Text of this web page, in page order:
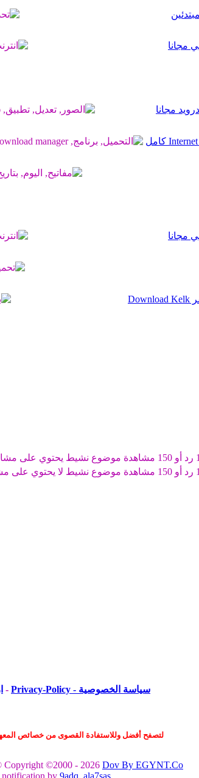
موضوع نشيط يحتوي على
موضوع نشيط لا يحتوي على
سياسة الخصوصية - Privacy-Policy -
لتصفح أفضل وللاستفادة القصوى من خصائص
Copyright ©2000 - 2026 Dov By EGYNT.Co
notification by 9adq_ala7sas